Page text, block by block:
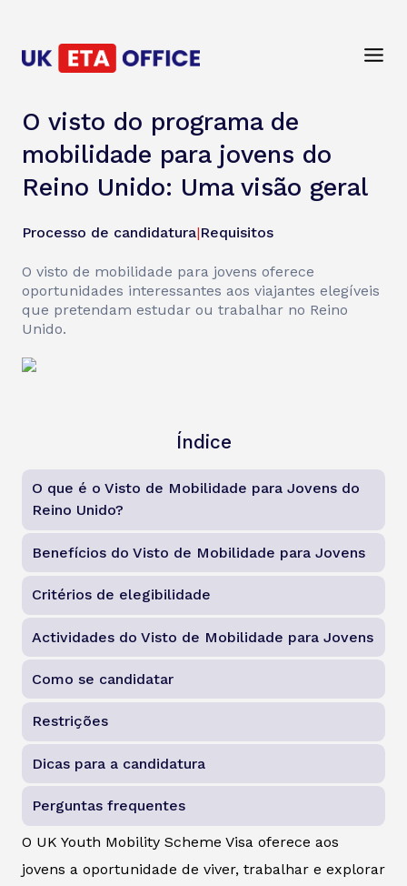
O visto do programa de
mobilidade para jovens do
Reino Unido: Uma visão geral
Processo de candidatura|Requisitos
O visto de mobilidade para jovens oferece
oportunidades interessantes aos viajantes elegíveis
que pretendam estudar ou trabalhar no Reino
Unido.
Índice
O que é o Visto de Mobilidade para Jovens do
Reino Unido?
Benefícios do Visto de Mobilidade para Jovens
Critérios de elegibilidade
Actividades do Visto de Mobilidade para Jovens
Como se candidatar
Restrições
Dicas para a candidatura
Perguntas frequentes
O UK Youth Mobility Scheme Visa oferece aos
jovens a oportunidade de viver, trabalhar e explorar